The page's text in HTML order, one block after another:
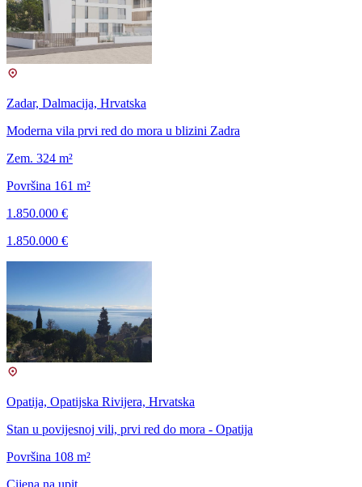
Zadar, Dalmacija, Hrvatska
Moderna vila prvi red do mora u blizini Zadra
Zem. 324 m²
Površina 161 m²
1.850.000 €
1.850.000 €
Opatija, Opatijska Rivijera, Hrvatska
Stan u povijesnoj vili, prvi red do mora - Opatija
Površina 108 m²
Cijena na upit